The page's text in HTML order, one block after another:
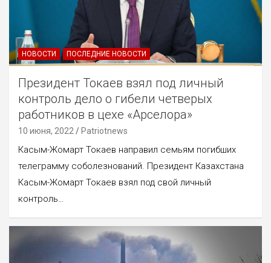
НОВОСТИ ПОСЛЕДНИЕ НОВОСТИ
Президент Токаев взял под личный
контроль дело о гибели четверых
работников в цехе «Арселора»
10 июня, 2022 Patriotnews
Касым-Жомарт Токаев направил семьям погибших
телеграмму соболезнований. Президент Казахстана
Касым-Жомарт Токаев взял под свой личный
контроль…